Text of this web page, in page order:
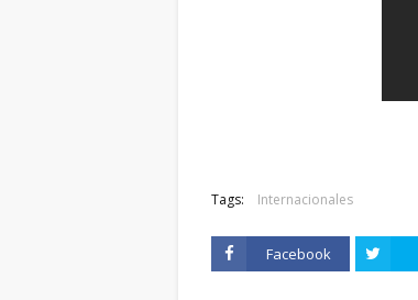
Tags: Internacionales
Facebook